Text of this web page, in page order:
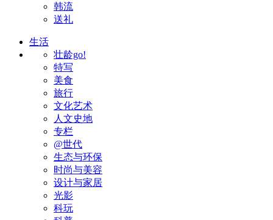
韩流
送礼
生活
壮龄go!
特写
美食
旅行
文化艺术
人文史地
专栏
@世代
生态与环保
时尚与美容
设计与家居
光影
科玩